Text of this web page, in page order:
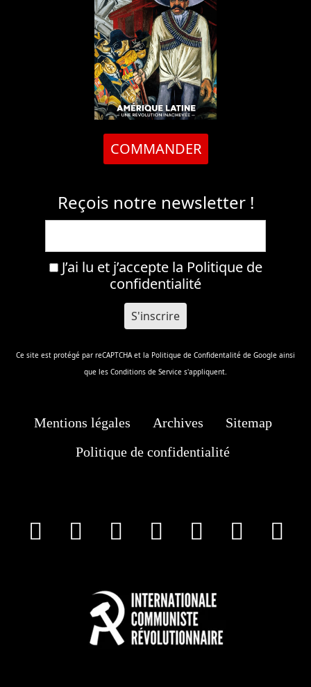
COMMANDER
Reçois notre newsletter !
J’ai lu et j’accepte la Politique de
confidentialité
Ce site est protégé par reCAPTCHA et la Politique de Confidentalité de Google ainsi
que les Conditions de Service s'appliquent.
Mentions légales Archives
Sitemap
Politique de confidentialité
facebookInstagram
Youtube
Tik Tok